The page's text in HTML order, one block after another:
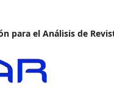
para el Análisis de